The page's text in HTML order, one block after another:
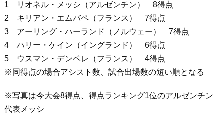
1 リオネル・メッシ（アルゼンチン） 8得点
2 キリアン・エムバペ（フランス） 7得点
3 アーリング・ハーランド（ノルウェー） 7得点
4 ハリー・ケイン（イングランド） 6得点
5 ウスマン・デンベレ（フランス） 4得点
※同得点の場合アシスト数、試合出場数の短い順となる
※写真は今大会8得点、得点ランキング1位のアルゼンチン
代表メッシ